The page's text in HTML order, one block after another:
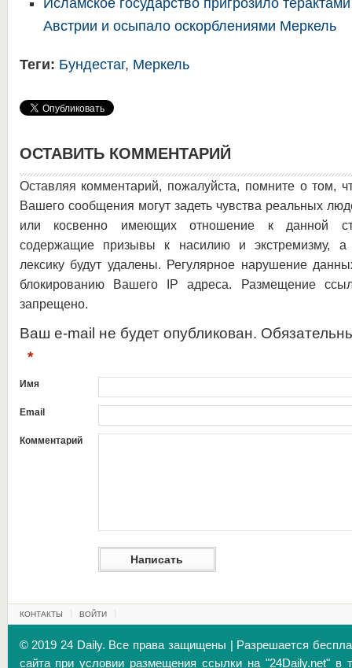
Исламское государство пригрозило
Австрии и осыпало оскорблениями Меркель
Теги: Бундестаг, Меркель
ОСТАВИТЬ КОММЕНТАРИЙ
Оставляя комментарий, пожалуйста, помните о том,
Вашего сообщения могут задеть чувства реальных
или косвенно имеющих отношение к данной
содержащие призывы к насилию и экстремизму, а
лексику будут удалены. Регулярное нарушение
блокированию Вашего IP адреса. Размещение
запрещено.
Ваш e-mail не будет опубликован.
*
Имя
Email
Комментарий
КОНТАКТЫ ВОЙТИ
© 2019 24 Daily. Все права защищены | Разрешается
сайта при условии размещения ссылки на "24Daily.net" в